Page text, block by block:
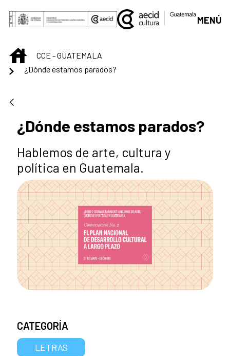
Saltar al contenido principal
MENÚ
INICIOCCE - GUATEMALA
¿Dónde estamos parados?
¿Dónde estamos parados?
Hablemos de arte, cultura y
política en Guatemala.
CATEGORÍA
LETRAS